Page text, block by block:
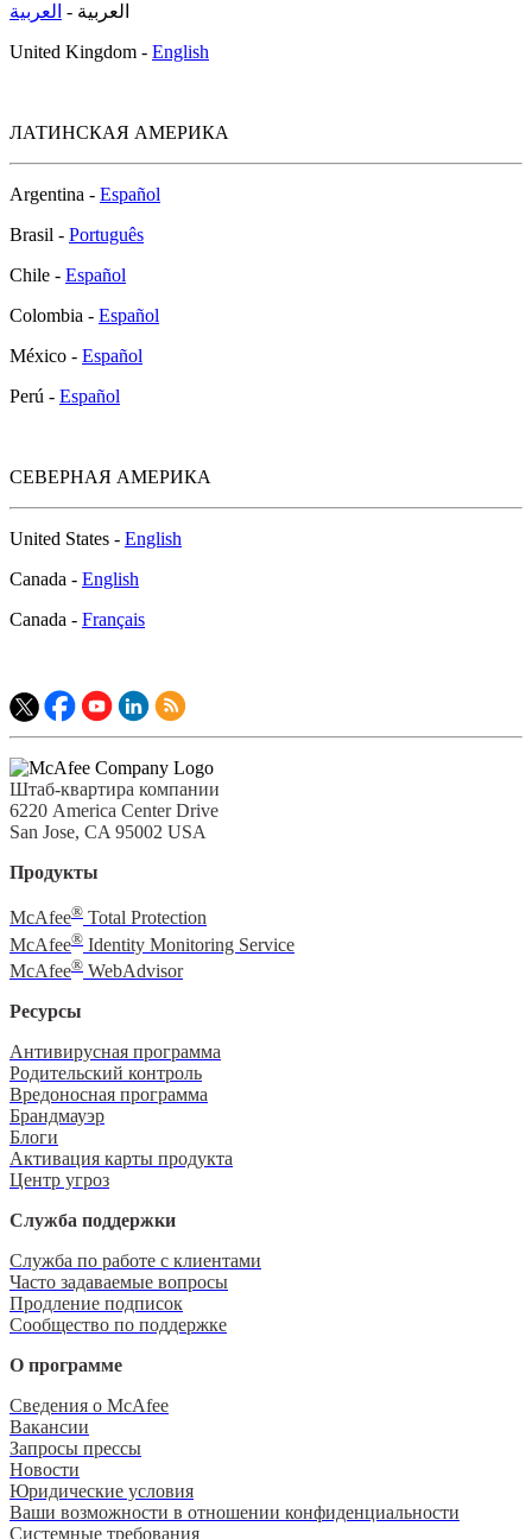
العربية - العربية
United Kingdom - English
ЛАТИНСКАЯ АМЕРИКА
Argentina - Español
Brasil - Português
Chile - Español
Colombia - Español
México - Español
Perú - Español
СЕВЕРНАЯ АМЕРИКА
United States - English
Canada - English
Canada - Français
Штаб-квартира компании
6220 America Center Drive
San Jose, CA 95002 USA
Продукты
McAfee® Total Protection
McAfee® Identity Monitoring Service
McAfee® WebAdvisor
Ресурсы
Антивирусная программа
Родительский контроль
Вредоносная программа
Брандмауэр
Блоги
Активация карты продукта
Центр угроз
Служба поддержки
Служба по работе с клиентами
Часто задаваемые вопросы
Продление подписок
Сообщество по поддержке
О программе
Сведения о McAfee
Вакансии
Запросы прессы
Новости
Юридические условия
Ваши возможности в отношении конфиденциальности
Системные требования